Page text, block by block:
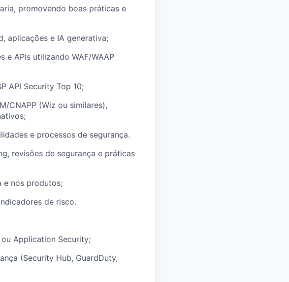
promovendo boas práticas e
aplicações e IA generativa;
APIs utilizando WAF/WAAP
API Security Top 10;
CNAPP (Wiz ou similares),
e processos de segurança.
revisões de segurança e práticas
e nos produtos;
de risco.
Application Security;
(Security Hub, GuardDuty,